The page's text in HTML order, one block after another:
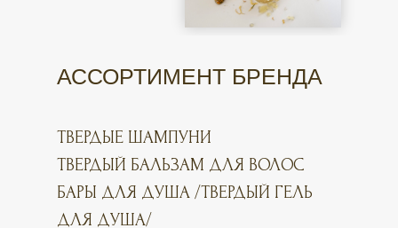
АССОРТИМЕНТ БРЕНДА
ТВЕРДЫЕ ШАМПУНИ
ТВЕРДЫЙ БАЛЬЗАМ ДЛЯ ВОЛОС
БАРЫ ДЛЯ ДУША /ТВЕРДЫЙ ГЕЛЬ
ДЛЯ ДУША/